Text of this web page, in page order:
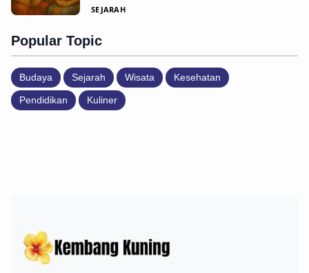
SEJARAH
Popular Topic
Budaya Sejarah Wisata Kesehatan
Pendidikan Kuliner